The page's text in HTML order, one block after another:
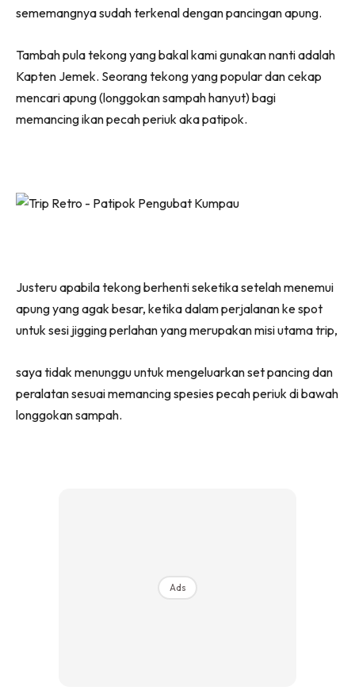
sememangnya sudah terkenal dengan pancingan apung.
Tambah pula tekong yang bakal kami gunakan nanti adalah
Kapten Jemek. Seorang tekong yang popular dan cekap
mencari apung (longgokan sampah hanyut) bagi
memancing ikan pecah periuk aka patipok.
Justeru apabila tekong berhenti seketika setelah menemui
apung yang agak besar, ketika dalam perjalanan ke spot
untuk sesi jigging perlahan yang merupakan misi utama trip,
saya tidak menunggu untuk mengeluarkan set pancing dan
peralatan sesuai memancing spesies pecah periuk di bawah
longgokan sampah.
Ads